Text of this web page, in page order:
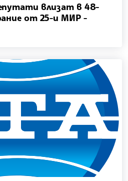
влизат в 48-
от 25-и МИР -